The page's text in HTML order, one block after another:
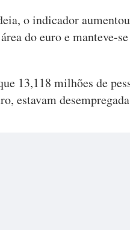
o indicador
do euro e manteve-
13,118 milhões de
estavam